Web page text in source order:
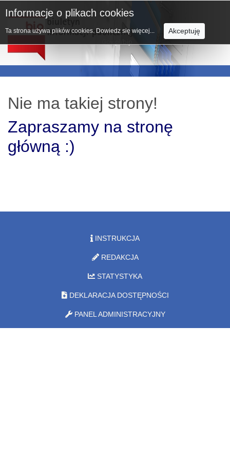
Nie ma takiej strony!
Zapraszamy na stronę
główną :)
Informacje o plikach cookies
Ta strona używa plików cookies. Dowiedz się więcej... Akceptuję
INSTRUKCJA
REDAKCJA
STATYSTYKA
DEKLARACJA DOSTĘPNOŚCI
PANEL ADMINISTRACYJNY